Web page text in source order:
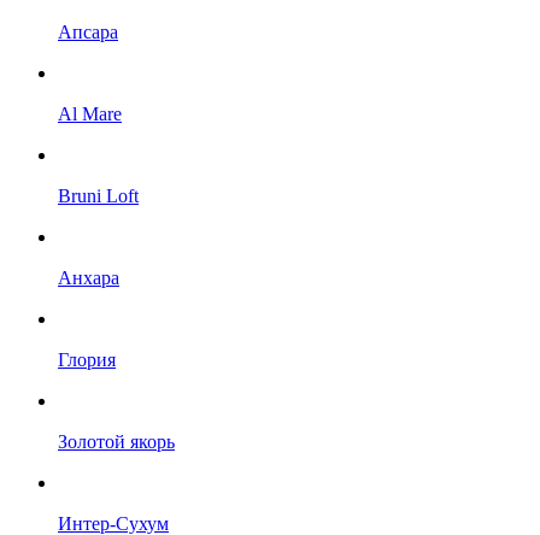
Апсара
Al Mare
Bruni Loft
Анхара
Глория
Золотой якорь
Интер-Сухум